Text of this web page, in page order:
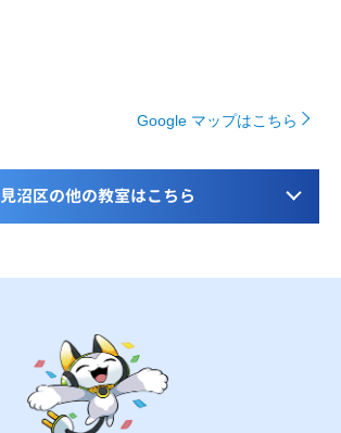
Google マップはこちら
見沼区の他の教室はこちら